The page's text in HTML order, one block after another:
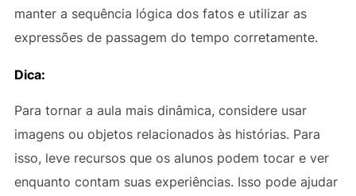
manter a sequência lógica dos fatos e utilizar as
expressões de passagem do tempo corretamente.
Dica:
Para tornar a aula mais dinâmica, considere usar
imagens ou objetos relacionados às histórias. Para
isso, leve recursos que os alunos podem tocar e ver
enquanto contam suas experiências. Isso pode ajudar